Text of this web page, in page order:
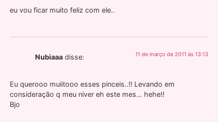
eu vou ficar muito feliz com ele..
Nubiaaa disse: 11 de março de 2011 às 13:13
Eu querooo muiitooo esses pinceis..!! Levando em
consideração q meu niver eh este mes… hehe!!
Bjo